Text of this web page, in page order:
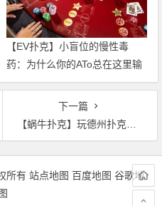
【EV扑克】小盲位的慢性毒
药：为什么你的ATo总在这里输
钱？
下一篇
【蜗牛扑克】玩德州扑克要摆正心态
所有 站点地图 百度地图 谷歌地